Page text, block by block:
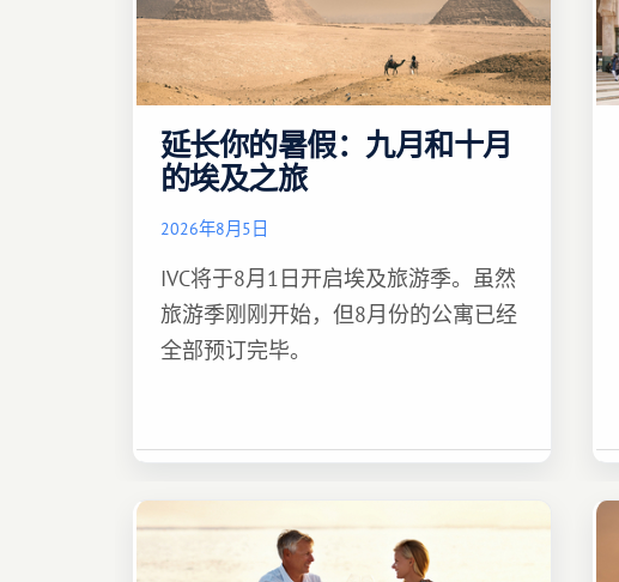
延长你的暑假：九月和十月
的埃及之旅
2026年8月5日
IVC将于8月1日开启埃及旅游季。虽然
旅游季刚刚开始，但8月份的公寓已经
全部预订完毕。